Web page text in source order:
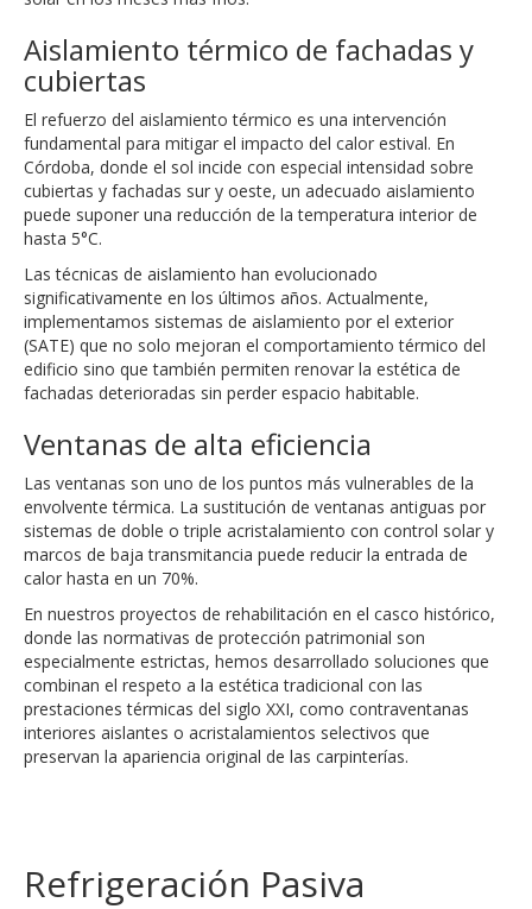
Aislamiento térmico de fachadas y
cubiertas
El refuerzo del aislamiento térmico es una intervención
fundamental para mitigar el impacto del calor estival. En
Córdoba, donde el sol incide con especial intensidad sobre
cubiertas y fachadas sur y oeste, un adecuado aislamiento
puede suponer una reducción de la temperatura interior de
hasta 5°C.
Las técnicas de aislamiento han evolucionado
significativamente en los últimos años. Actualmente,
implementamos sistemas de aislamiento por el exterior
(SATE) que no solo mejoran el comportamiento térmico del
edificio sino que también permiten renovar la estética de
fachadas deterioradas sin perder espacio habitable.
Ventanas de alta eficiencia
Las ventanas son uno de los puntos más vulnerables de la
envolvente térmica. La sustitución de ventanas antiguas por
sistemas de doble o triple acristalamiento con control solar y
marcos de baja transmitancia puede reducir la entrada de
calor hasta en un 70%.
En nuestros proyectos de rehabilitación en el casco histórico,
donde las normativas de protección patrimonial son
especialmente estrictas, hemos desarrollado soluciones que
combinan el respeto a la estética tradicional con las
prestaciones térmicas del siglo XXI, como contraventanas
interiores aislantes o acristalamientos selectivos que
preservan la apariencia original de las carpinterías.
Refrigeración Pasiva